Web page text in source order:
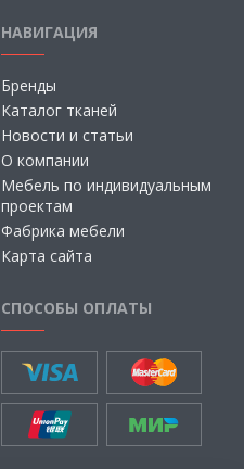
НАВИГАЦИЯ
Бренды
Каталог тканей
Новости и статьи
О компании
Мебель по индивидуальным
проектам
Фабрика мебели
Карта сайта
СПОСОБЫ ОПЛАТЫ